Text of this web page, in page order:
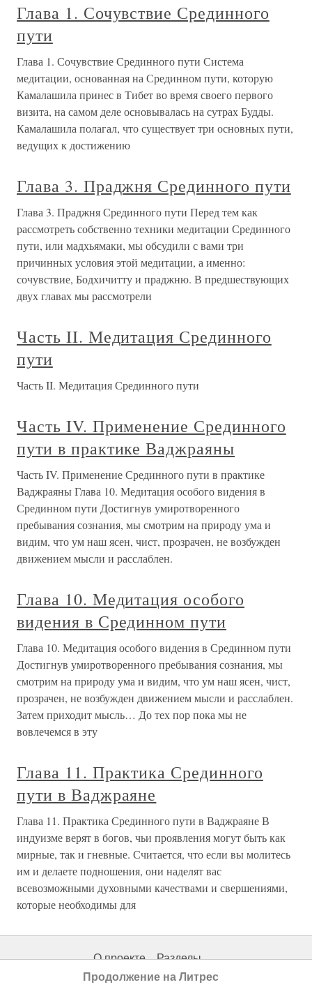
Глава 1. Сочувствие Срединного
пути
Глава 1. Сочувствие Срединного пути Система
медитации, основанная на Срединном пути, которую
Камалашила принес в Тибет во время своего первого
визита, на самом деле основывалась на сутрах Будды.
Камалашила полагал, что существует три основных пути,
ведущих к достижению
Глава 3. Праджня Срединного пути
Глава 3. Праджня Срединного пути Перед тем как
рассмотреть собственно техники медитации Срединного
пути, или мадхьямаки, мы обсудили с вами три
причинных условия этой медитации, а именно:
сочувствие, Бодхичитту и праджню. В предшествующих
двух главах мы рассмотрели
Часть II. Медитация Срединного
пути
Часть II. Медитация Срединного пути
Часть IV. Применение Срединного
пути в практике Ваджраяны
Часть IV. Применение Срединного пути в практике
Ваджраяны Глава 10. Медитация особого видения в
Срединном пути Достигнув умиротворенного
пребывания сознания, мы смотрим на природу ума и
видим, что ум наш ясен, чист, прозрачен, не возбужден
движением мысли и расслаблен.
Глава 10. Медитация особого
видения в Срединном пути
Глава 10. Медитация особого видения в Срединном пути
Достигнув умиротворенного пребывания сознания, мы
смотрим на природу ума и видим, что ум наш ясен, чист,
прозрачен, не возбужден движением мысли и расслаблен.
Затем приходит мысль… До тех пор пока мы не
вовлечемся в эту
Глава 11. Практика Срединного
пути в Ваджраяне
Глава 11. Практика Срединного пути в Ваджраяне В
индуизме верят в богов, чьи проявления могут быть как
мирные, так и гневные. Считается, что если вы молитесь
им и делаете подношения, они наделят вас
всевозможными духовными качествами и свершениями,
которые необходимы для
О проекте
Разделы
Продолжение на Литрес